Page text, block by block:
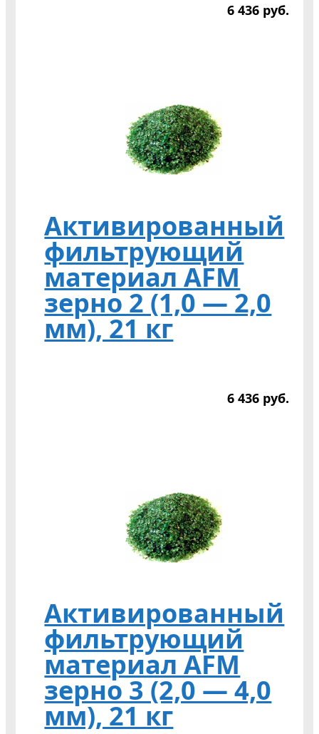
6 436 руб.
Активированный
фильтрующий
материал AFM
зерно 2 (1,0 — 2,0
мм), 21 кг
6 436 руб.
Активированный
фильтрующий
материал AFM
зерно 3 (2,0 — 4,0
мм), 21 кг